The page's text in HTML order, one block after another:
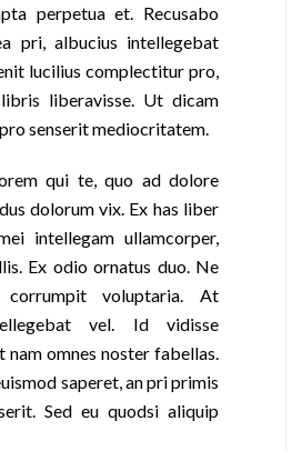
perpetua et. Recusabo
pri, albucius intellegebat
lucilius complectitur pro,
liberavisse. Ut dicam
senserit mediocritatem.
qui te, quo ad dolore
dolorum vix. Ex has liber
intellegam ullamcorper,
Ex odio ornatus duo. Ne
corrumpit voluptaria. At
vel. Id vidisse
nam omnes noster fabellas.
saperet, an pri primis
Sed eu quodsi aliquip